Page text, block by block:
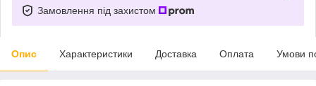
Замовлення під захистом
Опис Характеристики Доставка Оплата Умови